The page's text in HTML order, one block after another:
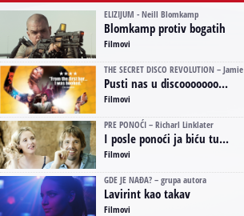
ELIZIJUM - Neill Blomkamp
Blomkamp protiv bogatih
Filmovi
THE SECRET DISCO REVOLUTION –
Pusti nas u discooooooo...
Filmovi
PRE PONOĆI – Richarl Linklater
I posle ponoći ja biću tu...
Filmovi
GDE JE NAĐA? – grupa autora
Lavirint kao takav
Filmovi